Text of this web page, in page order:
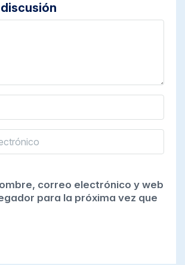
correo electrónico y web
para la próxima vez que